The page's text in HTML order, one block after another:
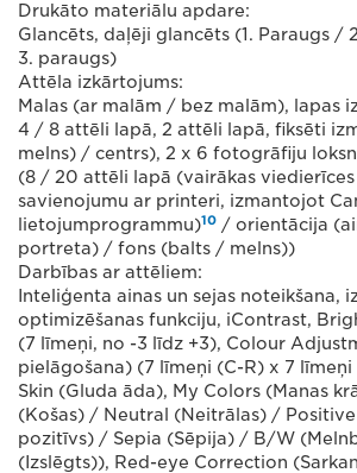
Drukāto materiālu apdare:
Glancēts, daļēji glancēts (1. Paraugs /
3. paraugs)
Attēla izkārtojums:
Malas (ar malām / bez malām), lapas
4 / 8 attēli lapā, 2 attēli lapā, fiksēti
melns) / centrs), 2 x 6 fotogrāfiju
(8 / 20 attēli lapā (vairākas
savienojumu ar printeri, izmantojot
lietojumprogrammu)10 / orientācija
portreta) / fons (balts / melns))
Darbības ar attēliem:
Inteliģenta ainas un sejas noteikšana,
optimizēšanas funkciju, iContrast,
(7 līmeņi, no -3 līdz +3), Colour
pielāgošana) (7 līmeņi (C-R) x 7
Skin (Gluda āda), My Colors (Manas
(Košas) / Neutral (Neitrālas) /
pozitīvs) / Sepia (Sēpija) / B/W
(Izslēgts)), Red-eye Correction